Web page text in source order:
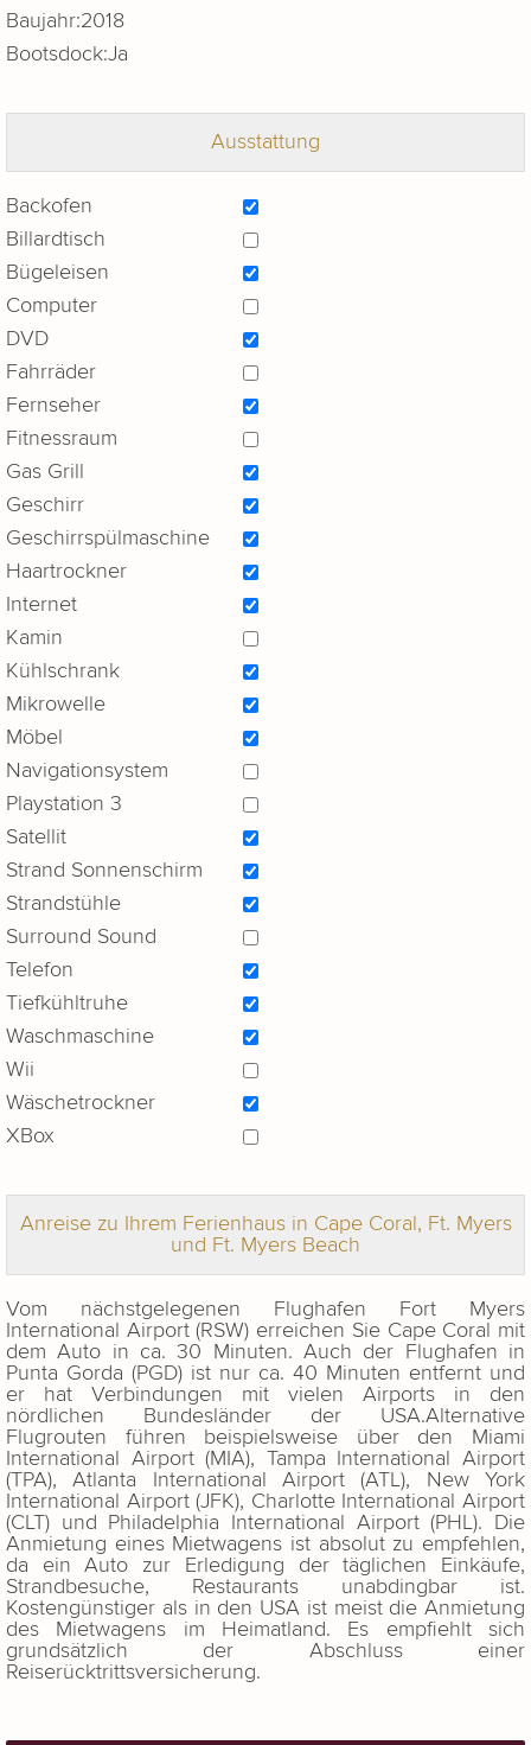
Baujahr:2018
Bootsdock:Ja
Ausstattung
Backofen
Billardtisch
Bügeleisen
Computer
DVD
Fahrräder
Fernseher
Fitnessraum
Gas Grill
Geschirr
Geschirrspülmaschine
Haartrockner
Internet
Kamin
Kühlschrank
Mikrowelle
Möbel
Navigationsystem
Playstation 3
Satellit
Strand Sonnenschirm
Strandstühle
Surround Sound
Telefon
Tiefkühltruhe
Waschmaschine
Wii
Wäschetrockner
XBox
Anreise zu Ihrem Ferienhaus in Cape Coral, Ft. Myers
und Ft. Myers Beach
Vom nächstgelegenen Flughafen Fort Myers
International Airport (RSW) erreichen Sie Cape Coral mit
dem Auto in ca. 30 Minuten. Auch der Flughafen in
Punta Gorda (PGD) ist nur ca. 40 Minuten entfernt und
er hat Verbindungen mit vielen Airports in den
nördlichen Bundesländer der USA.Alternative
Flugrouten führen beispielsweise über den Miami
International Airport (MIA), Tampa International Airport
(TPA), Atlanta International Airport (ATL), New York
International Airport (JFK), Charlotte International Airport
(CLT) und Philadelphia International Airport (PHL). Die
Anmietung eines Mietwagens ist absolut zu empfehlen,
da ein Auto zur Erledigung der täglichen Einkäufe,
Strandbesuche, Restaurants unabdingbar ist.
Kostengünstiger als in den USA ist meist die Anmietung
des Mietwagens im Heimatland. Es empfiehlt sich
grundsätzlich der Abschluss einer
Reiserücktrittsversicherung.